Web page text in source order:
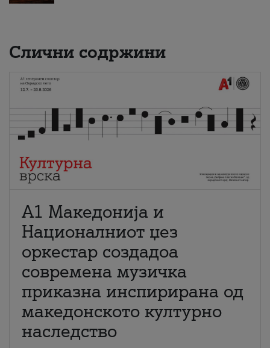
Слични содржини
А1 Македонија и
Националниот џез
оркестар создадоа
современа музичка
приказна инспирирана од
македонското културно
наследство